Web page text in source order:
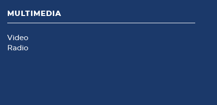
MULTIMEDIA
Video
Radio